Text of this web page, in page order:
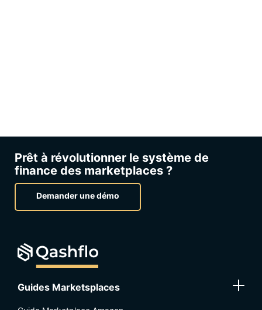
Prêt à révolutionner le système de
finance des marketplaces ?
Demander une démo
Guides Marketsplaces